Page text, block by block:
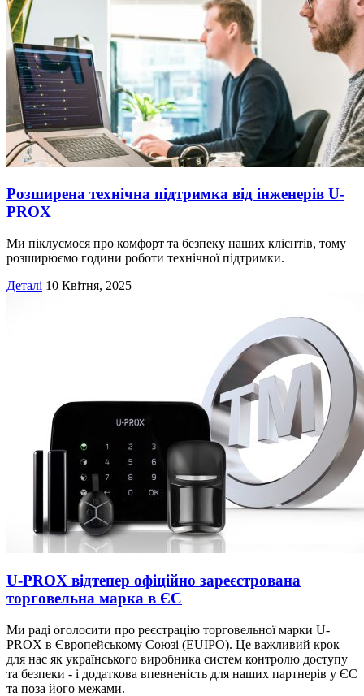
Розширена технічна підтримка від інженерів U-
PROX
Ми піклуємося про комфорт та безпеку наших клієнтів, тому
розширюємо години роботи технічної підтримки.
Деталі 10 Квітня, 2025
U-PROX відтепер офіційно зареєстрована
торговельна марка в ЄС
Ми раді оголосити про реєстрацію торговельної марки U-
PROX в Європейському Союзі (EUIPO). Це важливий крок
для нас як українського виробника систем контролю доступу
та безпеки - і додаткова впевненість для наших партнерів у ЄС
та поза його межами.